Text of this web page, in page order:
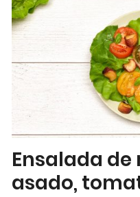
Ensalada
asado,